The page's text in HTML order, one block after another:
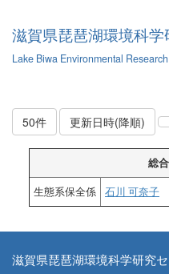
滋賀県琵琶湖環境科学
Lake Biwa Environmental
50件 更新日時(降順)
総
生態系保全係
石川 可奈子
滋賀県琵琶湖環境科学研究